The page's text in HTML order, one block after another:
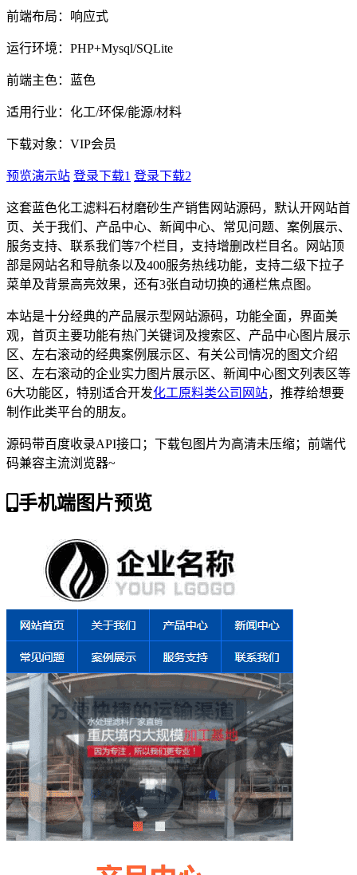
前端布局：响应式
运行环境：PHP+Mysql/SQLite
前端主色：蓝色
适用行业：化工/环保/能源/材料
下载对象：VIP会员
预览演示站 登录下载1 登录下载2
这套蓝色化工滤料石材磨砂生产销售网站源码，默认开网站首
页、关于我们、产品中心、新闻中心、常见问题、案例展示、
服务支持、联系我们等7个栏目，支持增删改栏目名。网站顶
部是网站名和导航条以及400服务热线功能，支持二级下拉子
菜单及背景高亮效果，还有3张自动切换的通栏焦点图。
本站是十分经典的产品展示型网站源码，功能全面，界面美
观，首页主要功能有热门关键词及搜索区、产品中心图片展示
区、左右滚动的经典案例展示区、有关公司情况的图文介绍
区、左右滚动的企业实力图片展示区、新闻中心图文列表区等
6大功能区，特别适合开发化工原料类公司网站，推荐给想要
制作此类平台的朋友。
源码带百度收录API接口；下载包图片为高清未压缩；前端代
码兼容主流浏览器~
手机端图片预览